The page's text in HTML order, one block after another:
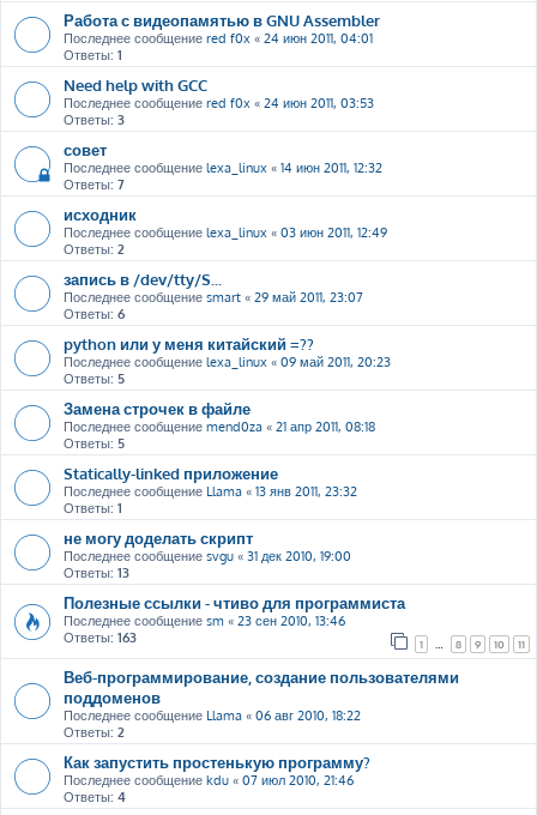
Работа с видеопамятью в GNU Assembler
Последнее сообщение red f0x « 24 июн 2011, 04:01
Ответы: 1
Need help with GCC
Последнее сообщение red f0x « 24 июн 2011, 03:53
Ответы: 3
совет
Последнее сообщение lexa_linux « 14 июн 2011, 12:32
Ответы: 7
исходник
Последнее сообщение lexa_linux « 03 июн 2011, 12:49
Ответы: 2
запись в /dev/tty/S...
Последнее сообщение smart « 29 май 2011, 23:07
Ответы: 6
python или у меня китайский =??
Последнее сообщение lexa_linux « 09 май 2011, 20:23
Ответы: 5
Замена строчек в файле
Последнее сообщение mend0za « 21 апр 2011, 08:18
Ответы: 5
Statically-linked приложение
Последнее сообщение Llama « 13 янв 2011, 23:32
Ответы: 1
не могу доделать скрипт
Последнее сообщение svgu « 31 дек 2010, 19:00
Ответы: 13
Полезные ссылки - чтиво для программиста
Последнее сообщение sm « 23 сен 2010, 13:46
Ответы: 163 1 8 9 10 11
Веб-программирование, создание пользователями
поддоменов
Последнее сообщение Llama « 06 авг 2010, 18:22
Ответы: 2
Как запустить простенькую программу?
Последнее сообщение kdu « 07 июл 2010, 21:46
Ответы: 4